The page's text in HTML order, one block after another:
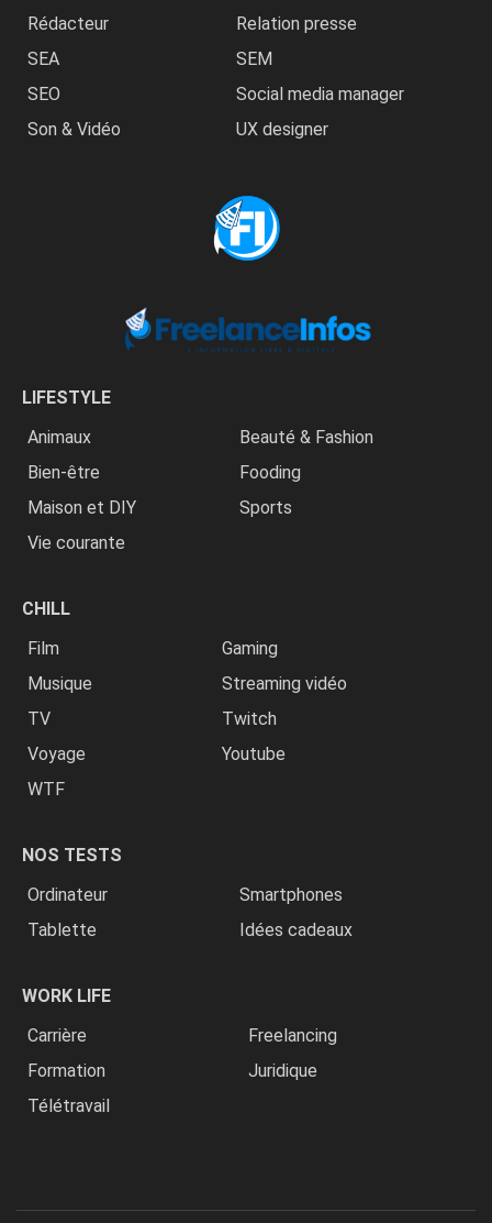
Rédacteur
Relation presse
SEA
SEM
SEO
Social media manager
Son & Vidéo
UX designer
LIFESTYLE
Animaux
Beauté & Fashion
Bien-être
Fooding
Maison et DIY
Sports
Vie courante
CHILL
Film
Gaming
Musique
Streaming vidéo
TV
Twitch
Voyage
Youtube
WTF
NOS TESTS
Ordinateur
Smartphones
Tablette
Idées cadeaux
WORK LIFE
Carrière
Freelancing
Formation
Juridique
Télétravail